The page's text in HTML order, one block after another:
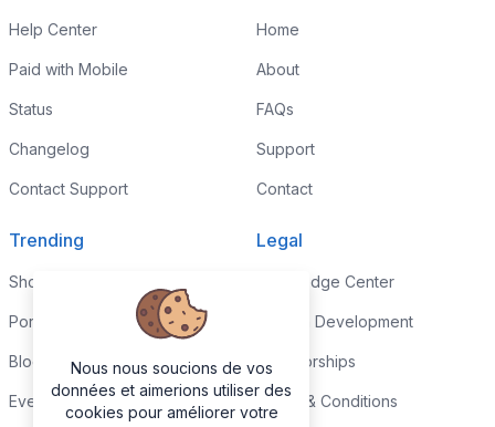
Help Center
Paid with Mobile
Status
Changelog
Contact Support
Home
About
FAQs
Support
Contact
Trending
Shop
Portfolio
Blog
Events
Legal
Knowledge Center
Custom Development
Sponsorships
Terms & Conditions
Nous nous soucions de vos
données et aimerions utiliser des
cookies pour améliorer votre